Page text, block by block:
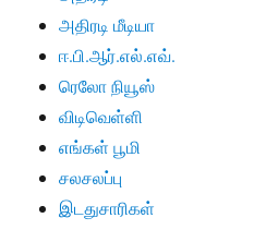
அதிரடி மீடியா
ஈ.பி.ஆர்.எல்.எவ்.
ரெலோ நியூஸ்
விடிவெள்ளி
எங்கள் பூமி
சலசலப்பு
இடதுசாரிகள்